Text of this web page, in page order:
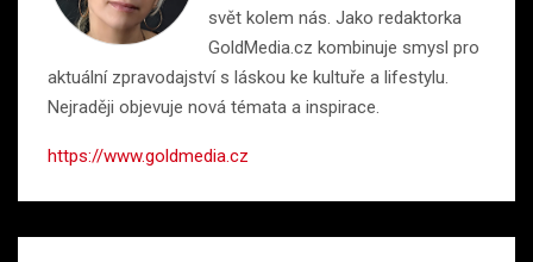
svět kolem nás. Jako redaktorka
GoldMedia.cz kombinuje smysl pro
aktuální zpravodajství s láskou ke kultuře a lifestylu.
Nejraději objevuje nová témata a inspirace.
https://www.goldmedia.cz